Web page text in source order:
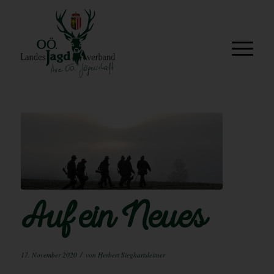
Auf ein Neues
17. November 2020 / von Herbert Sieghartsleitner